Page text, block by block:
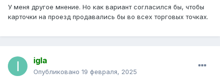
У меня другое мнение. Но как вариант согласился бы, чтобы
карточки на проезд продавались бы во всех торговых точках.
igla
Опубликовано 19 февраля, 2025